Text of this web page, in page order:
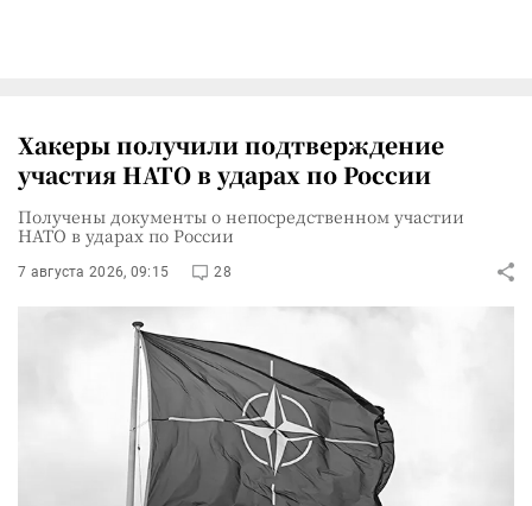
Хакеры получили подтверждение
участия НАТО в ударах по России
Получены документы о непосредственном участии
НАТО в ударах по России
7 августа 2026, 09:15 28